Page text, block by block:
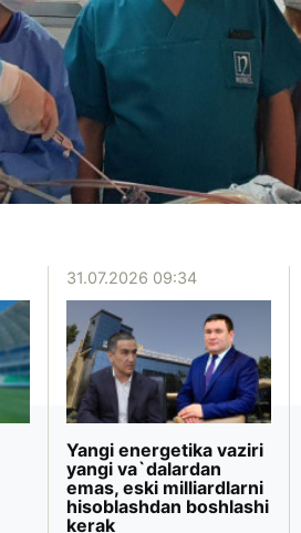
31.07.2026 09:34
Yangi energetika vaziri
yangi va`dalardan
emas, eski milliardlarni
hisoblashdan boshlashi
kerak